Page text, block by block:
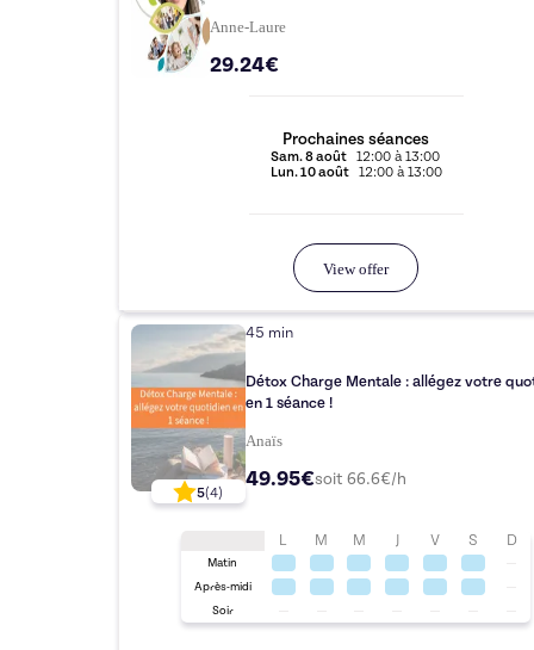
Anne-Laure
29.24€
Prochaines séances
Sam.8 août 12:00à13:00
Lun.10 août 12:00à13:00
View offer
5(4)
45 min
Détox Charge Mentale : allégez votre
en 1 séance !
Anaïs
49.95€soit 66.6€/h
L M M J V S D
Matin
Après-midi
Soir